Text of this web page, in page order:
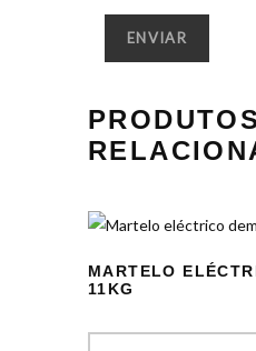
PRODUTOS
MARTELO
11KG